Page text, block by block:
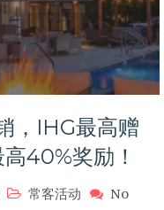
，IHG最高赠
40%奖励！
常客活动
No